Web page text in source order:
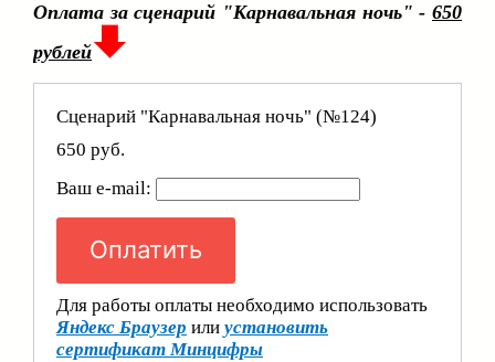
Оплата за сценарий "Карнавальная ночь" - 650
рублей
Сценарий "Карнавальная ночь" (№124)
650 руб.
Ваш e-mail:
Оплатить
Для работы оплаты необходимо использовать
Яндекс Браузер или установить
сертификат Минцифры